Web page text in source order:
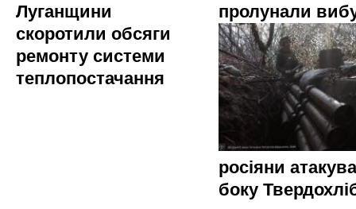
Луганщини
скоротили обсяги
ремонту системи
теплопостачання
пролунали
росіяни
боку